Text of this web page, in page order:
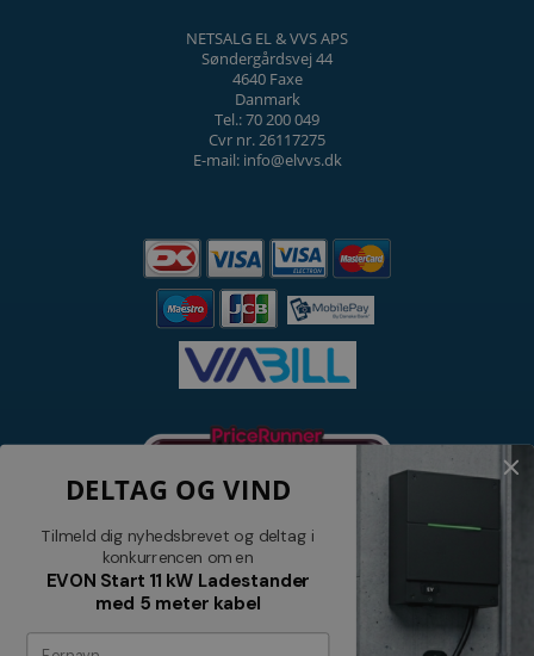
NETSALG EL & VVS APS
Søndergårdsvej 44
4640 Faxe
Danmark
Tel.: 70 200 049
Cvr nr. 26117275
E-mail: info@elvvs.dk
Nyhedsbrev
DELTAG OG VIND
Tilmeld dig nyhedsbrevet og deltag i
konkurrencen om en
EVON Start 11 kW Ladestander
med 5 meter kabel